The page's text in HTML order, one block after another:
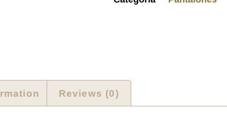
Reviews (0)